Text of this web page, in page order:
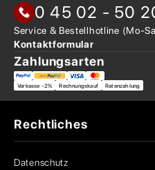
0 45 02 - 50
Service & Bestellhotline (Mo-
Kontaktformular
Zahlungsarten
Vorkasse -2% Rechnungskauf Ratenzahlung
Rechtliches
Datenschutz